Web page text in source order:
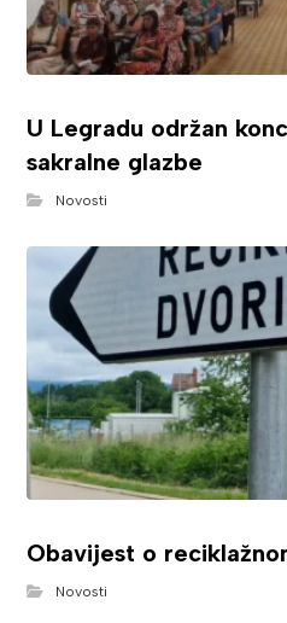
U Legradu održan
sakralne glazbe
Novosti
Obavijest o
Novosti